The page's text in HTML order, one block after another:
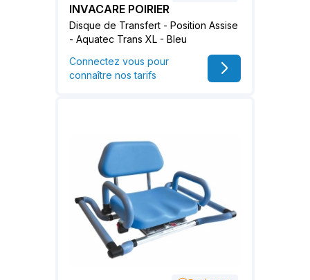
INVACARE POIRIER
Disque de Transfert - Position Assise
- Aquatec Trans XL - Bleu
Connectez vous pour
connaître nos tarifs